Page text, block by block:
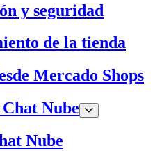
y seguridad
de la tienda
Mercado Shops
Nube
Nube